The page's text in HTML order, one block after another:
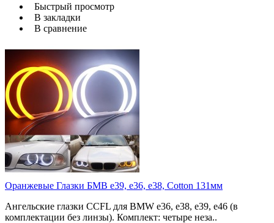
Быстрый просмотр
В закладки
В сравнение
Оранжевые Глазки БМВ e39, e36, e38, Cotton 131мм
Ангельские глазки CCFL для BMW e36, e38, e39, e46 (в
комплектации без линзы). Комплект: четыре неза..